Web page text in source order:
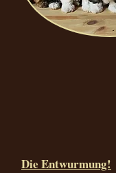
Die Entwurmung!